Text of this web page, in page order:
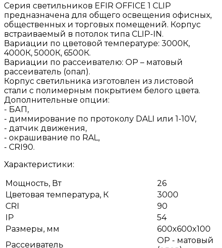
Серия светильников EFIR OFFICE 1 CLIP
предназначена для общего освещения офисных,
общественных и торговых помещений. Корпус
встраиваемый в потолок типа CLIP-IN.
Вариации по цветовой температуре: 3000К,
4000К, 5000К, 6500К.
Вариации по рассеивателю: OP – матовый
рассеиватель (опал).
Корпус светильника изготовлен из листовой
стали с полимерным покрытием белого цвета.
Дополнительные опции:
- БАП,
- диммирование по протоколу DALI или 1-10V,
- датчик движения,
- окрашивание по RAL,
- CRI90.
Характеристики:
Мощность, Вт
26
Цветовая температура, К
3000
CRI
90
IP
54
Размеры, мм
600x600x100
Рассеиватель
OP - матовый